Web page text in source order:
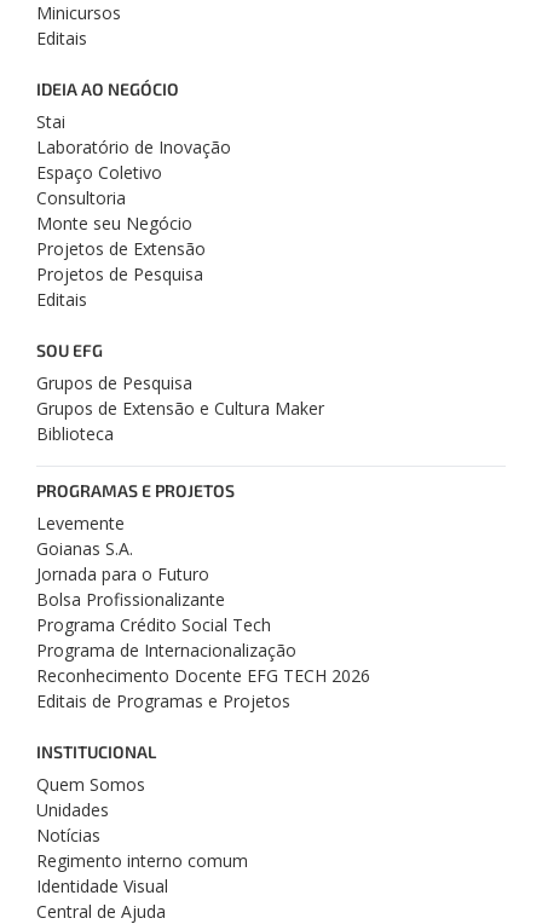
Minicursos
Editais
IDEIA AO NEGÓCIO
Stai
Laboratório de Inovação
Espaço Coletivo
Consultoria
Monte seu Negócio
Projetos de Extensão
Projetos de Pesquisa
Editais
SOU EFG
Grupos de Pesquisa
Grupos de Extensão e Cultura Maker
Biblioteca
PROGRAMAS E PROJETOS
Levemente
Goianas S.A.
Jornada para o Futuro
Bolsa Profissionalizante
Programa Crédito Social Tech
Programa de Internacionalização
Reconhecimento Docente EFG TECH 2026
Editais de Programas e Projetos
INSTITUCIONAL
Quem Somos
Unidades
Notícias
Regimento interno comum
Identidade Visual
Central de Ajuda